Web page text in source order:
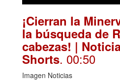
¡Cierran la
la búsqueda de
cabezas! |
Shorts. 00:50
Imagen Noticias